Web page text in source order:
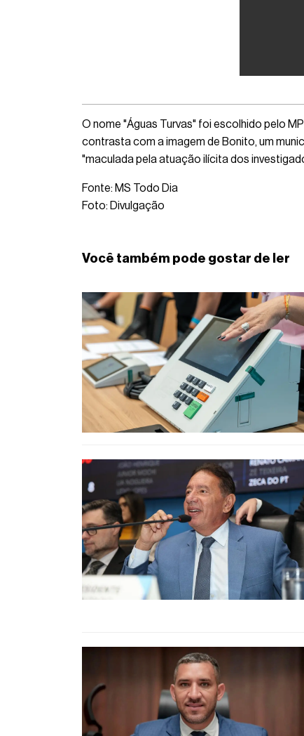
O nome "Águas Turvas" foi escolhido pelo
contrasta com a imagem de Bonito, um
"maculada pela atuação ilícita dos
Fonte: MS Todo Dia
Foto: Divulgação
Você também pode gostar de ler